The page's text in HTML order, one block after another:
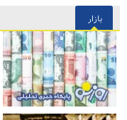
ها
بازار